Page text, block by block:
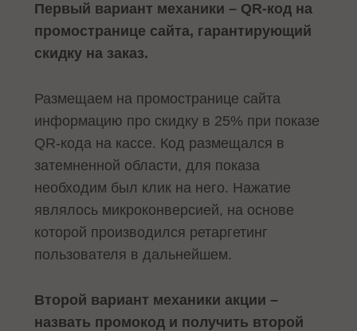
Первый вариант механики – QR-код на
промостранице сайта, гарантирующий
скидку на заказ.
Размещаем на промостранице сайта
информацию про скидку в 25% при показе
QR-кода на кассе. Код размещался в
затемненной области, для показа
необходим был клик на него. Нажатие
являлось микроконверсией, на основе
которой производился ретаргетинг
пользователя в дальнейшем.
Второй вариант механики акции –
назвать промокод и получить второй